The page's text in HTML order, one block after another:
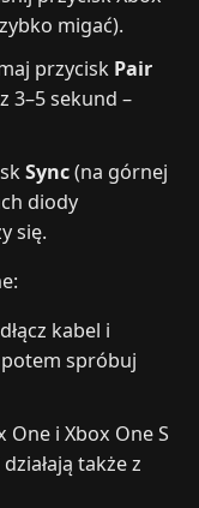
migać).
przycisk Pair
3–5 sekund –
Sync(na górnej
diody
się.
kabel i
spróbuj
One i Xbox One S
także z